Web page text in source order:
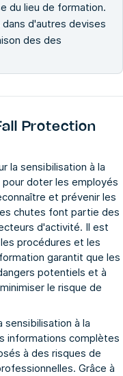
du lieu de formation.
d'autres devises
des des
Protection
la sensibilisation à la
doter les employés
et prévenir les
chutes font partie des
d'activité. Il est
procédures et les
garantit que les
potentiels et à
le risque de
sensibilisation à la
informations complètes
à des risques de
Grâce à